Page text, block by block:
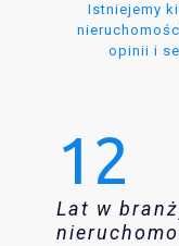
Istniejemy
opinii i
12
Lat w